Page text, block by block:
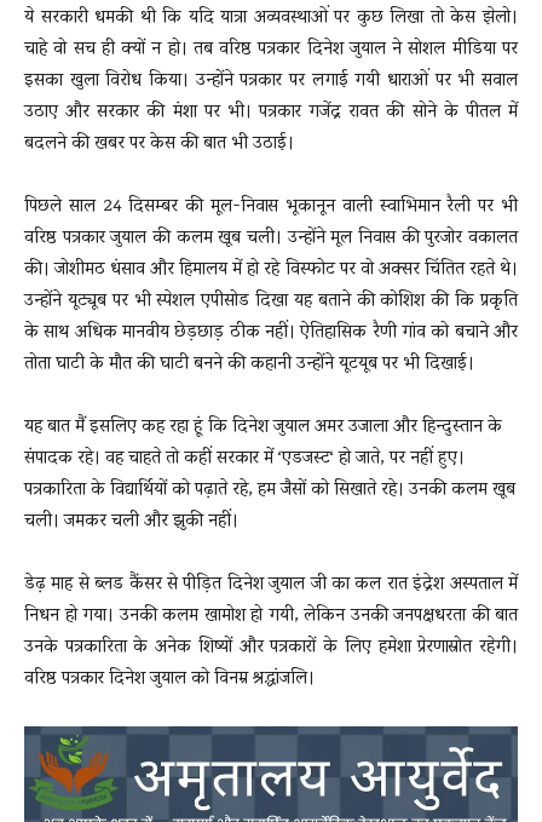
ये सरकारी धमकी थी कि यदि यात्रा अव्यवस्थाओं पर कुछ लिखा तो केस झेलो।
चाहे वो सच ही क्यों न हो। तब वरिष्ठ पत्रकार दिनेश जुयाल ने सोशल मीडिया पर
इसका खुला विरोध किया। उन्होंने पत्रकार पर लगाई गयी धाराओं पर भी सवाल
उठाए और सरकार की मंशा पर भी। पत्रकार गजेंद्र रावत की सोने के पीतल में
बदलने की खबर पर केस की बात भी उठाई।
पिछले साल 24 दिसम्बर की मूल-निवास भूकानून वाली स्वाभिमान रैली पर भी
वरिष्ठ पत्रकार जुयाल की कलम खूब चली। उन्होंने मूल निवास की पुरजोर वकालत
की। जोशीमठ धंसाव और हिमालय में हो रहे विस्फोट पर वो अक्सर चिंतित रहते थे।
उन्होंने यूट्यूब पर भी स्पेशल एपीसोड दिखा यह बताने की कोशिश की कि प्रकृति
के साथ अधिक मानवीय छेड़छाड़ ठीक नहीं। ऐतिहासिक रैणी गांव को बचाने और
तोता घाटी के मौत की घाटी बनने की कहानी उन्होंने यूटयूब पर भी दिखाई।
यह बात मैं इसलिए कह रहा हूं कि दिनेश जुयाल अमर उजाला और हिन्दुस्तान के
संपादक रहे। वह चाहते तो कहीं सरकार में ‘एडजस्ट‘ हो जाते, पर नहीं हुए।
पत्रकारिता के विद्यार्थियों को पढ़ाते रहे, हम जैसों को सिखाते रहे। उनकी कलम खूब
चली। जमकर चली और झुकी नहीं।
डेढ़ माह से ब्लड कैंसर से पीड़ित दिनेश जुयाल जी का कल रात इंद्रेश अस्पताल में
निधन हो गया। उनकी कलम खामोश हो गयी, लेकिन उनकी जनपक्षधरता की बात
उनके पत्रकारिता के अनेक शिष्यों और पत्रकारों के लिए हमेशा प्रेरणास्रोत रहेगी।
वरिष्ठ पत्रकार दिनेश जुयाल को विनम्र श्रद्धांजलि।